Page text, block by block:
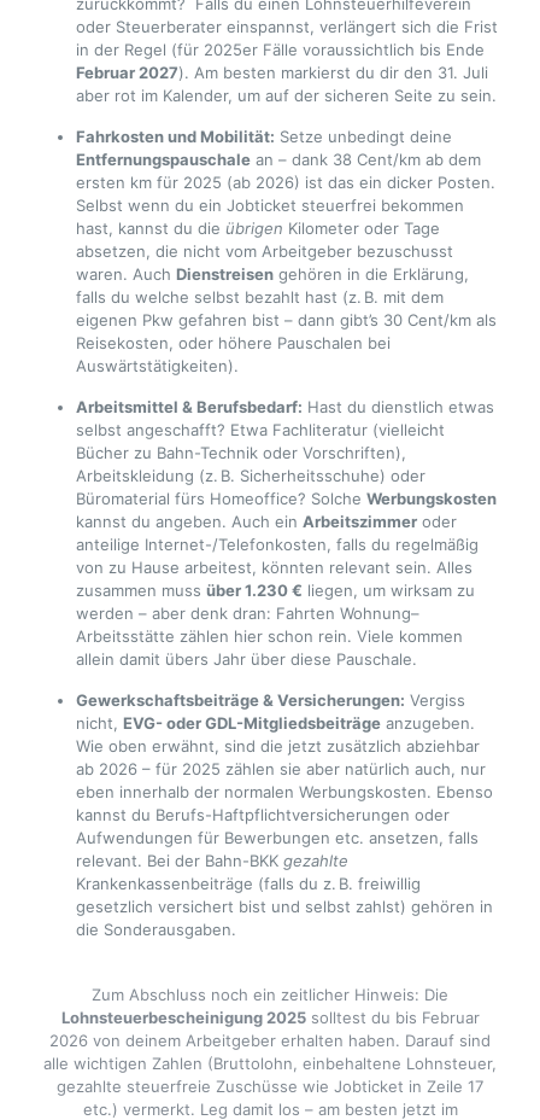
oder Steuerberater einspannst, verlängert sich die Frist
in der Regel (für 2025er Fälle voraussichtlich bis Ende
Februar 2027). Am besten markierst du dir den 31. Juli
aber rot im Kalender, um auf der sicheren Seite zu sein.
Fahrkosten und Mobilität: Setze unbedingt deine
Entfernungspauschale an – dank 38 Cent/km ab dem
ersten km für 2025 (ab 2026) ist das ein dicker Posten.
Selbst wenn du ein Jobticket steuerfrei bekommen
hast, kannst du die übrigen Kilometer oder Tage
absetzen, die nicht vom Arbeitgeber bezuschusst
waren. Auch Dienstreisen gehören in die Erklärung,
falls du welche selbst bezahlt hast (z. B. mit dem
eigenen Pkw gefahren bist – dann gibt’s 30 Cent/km als
Reisekosten, oder höhere Pauschalen bei
Auswärtstätigkeiten).
Arbeitsmittel & Berufsbedarf: Hast du dienstlich etwas
selbst angeschafft? Etwa Fachliteratur (vielleicht
Bücher zu Bahn-Technik oder Vorschriften),
Arbeitskleidung (z. B. Sicherheitsschuhe) oder
Büromaterial fürs Homeoffice? Solche Werbungskosten
kannst du angeben. Auch ein Arbeitszimmer oder
anteilige Internet-/Telefonkosten, falls du regelmäßig
von zu Hause arbeitest, könnten relevant sein. Alles
zusammen muss über 1.230 € liegen, um wirksam zu
werden – aber denk dran: Fahrten Wohnung–
Arbeitsstätte zählen hier schon rein. Viele kommen
allein damit übers Jahr über diese Pauschale.
Gewerkschaftsbeiträge & Versicherungen: Vergiss
nicht, EVG- oder GDL-Mitgliedsbeiträge anzugeben.
Wie oben erwähnt, sind die jetzt zusätzlich abziehbar
ab 2026 – für 2025 zählen sie aber natürlich auch, nur
eben innerhalb der normalen Werbungskosten. Ebenso
kannst du Berufs-Haftpflichtversicherungen oder
Aufwendungen für Bewerbungen etc. ansetzen, falls
relevant. Bei der Bahn-BKK gezahlte
Krankenkassenbeiträge (falls du z. B. freiwillig
gesetzlich versichert bist und selbst zahlst) gehören in
die Sonderausgaben.
Zum Abschluss noch ein zeitlicher Hinweis: Die
Lohnsteuerbescheinigung 2025solltest du bis Februar
2026 von deinem Arbeitgeber erhalten haben. Darauf sind
alle wichtigen Zahlen (Bruttolohn, einbehaltene Lohnsteuer,
gezahlte steuerfreie Zuschüsse wie Jobticket in Zeile 17
etc.) vermerkt. Leg damit los – am besten jetzt im